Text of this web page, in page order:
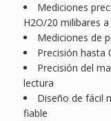
Mediciones
H2O/20 milibares
Mediciones de
Precisión hasta
Precisión del
lectura
Diseño de fácil
fiable